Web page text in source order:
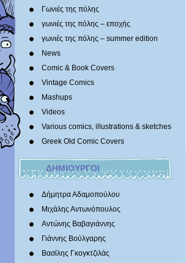
Γωνιές της πόλης
γωνιές της πόλης – εποχής
γωνιές της πόλης – summer edition
News
Comic & Book Covers
Vintage Comics
Mashups
Videos
Various comics, illustrations & sketches
Greek Old Comic Covers
ΔΗΜΙΟΥΡΓΟΙ
Δήμητρα Αδαμοπούλου
Μιχάλης Αντωνόπουλος
Αντώνης Βαβαγιάννης
Γιάννης Βούλγαρης
Βασίλης Γκογκτζιλάς